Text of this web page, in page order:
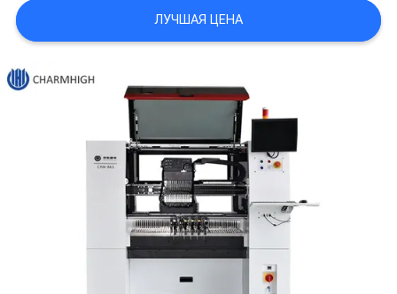
SHOPPING
ON
ПОЛИТИКА
КОНФИДЕНЦИАЛЬНОСТИ
ЛУЧШАЯ ЦЕНА